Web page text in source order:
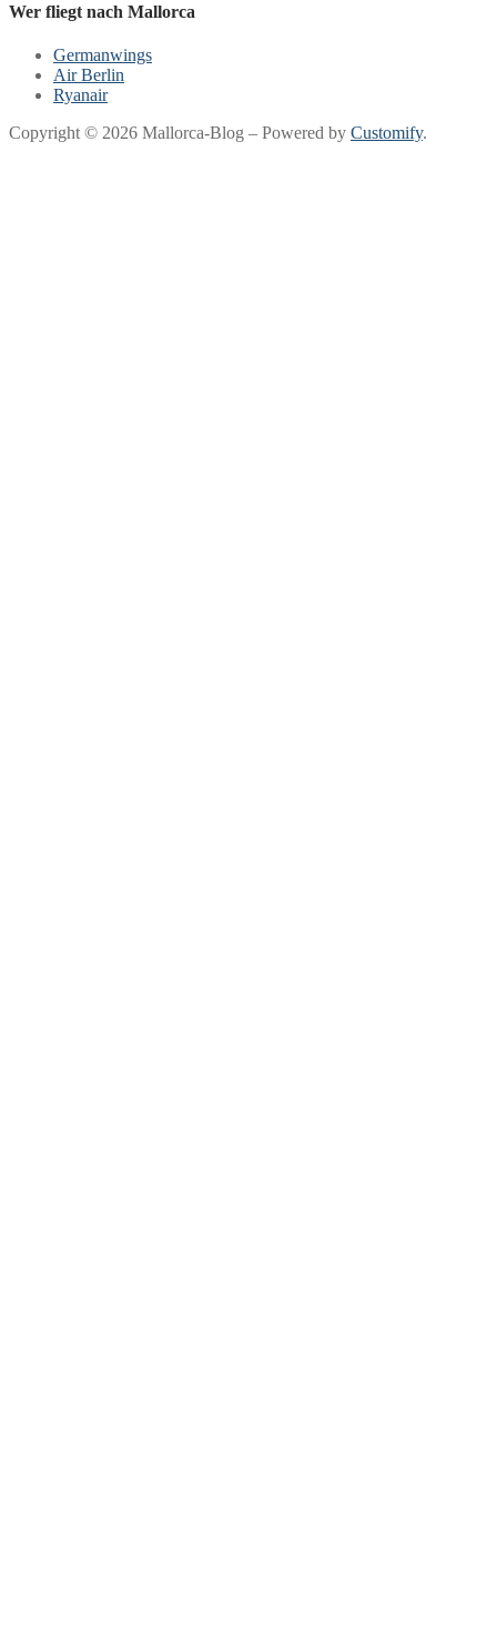
Wer fliegt nach Mallorca
Germanwings
Air Berlin
Ryanair
Copyright © 2026 Mallorca-Blog – Powered by Customify.